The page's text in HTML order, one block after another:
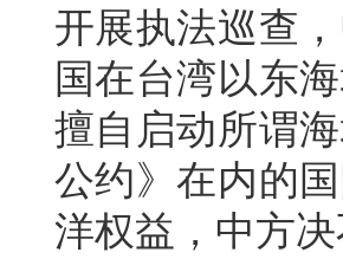
开展执法巡查
国在台湾以东
擅自启动所谓
公约》在内的
洋权益，中方决